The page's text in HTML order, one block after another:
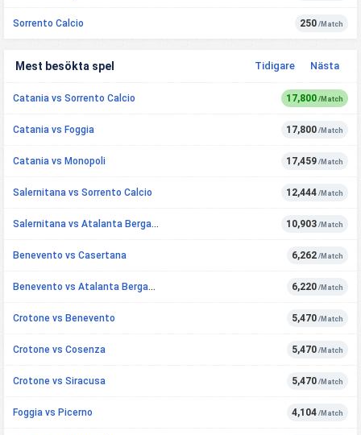
Sorrento Calcio 250 /Match
Mest besökta spel Tidigare Nästa
Catania vs Sorrento Calcio 17,800 /Match
Catania vs Foggia 17,800 /Match
Catania vs Monopoli 17,459 /Match
Salernitana vs Sorrento Calcio 12,444 /Match
Salernitana vs Atalanta Bergamasca Calcio U23 10,903 /Match
Benevento vs Casertana 6,262 /Match
Benevento vs Atalanta Bergamasca Calcio U23 6,220 /Match
Crotone vs Benevento 5,470 /Match
Crotone vs Cosenza 5,470 /Match
Crotone vs Siracusa 5,470 /Match
Foggia vs Picerno 4,104 /Match